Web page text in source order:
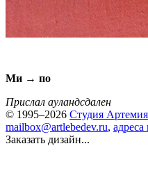
Ми → по
Прислал ауландсдален
© 1995–2026 Студия
mailbox@artlebedev.ru,
Заказать дизайн...